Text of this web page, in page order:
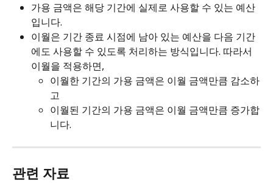
가용 금액은 해당 기간에 실제로 사용할 수 있는 예산
입니다.
이월은 기간 종료 시점에 남아 있는 예산을 다음 기간
에도 사용할 수 있도록 처리하는 방식입니다. 따라서
이월을 적용하면,
이월한 기간의 가용 금액은 이월 금액만큼 감소하
고
이월된 기간의 가용 금액은 이월 금액만큼 증가합
니다.
관련 자료